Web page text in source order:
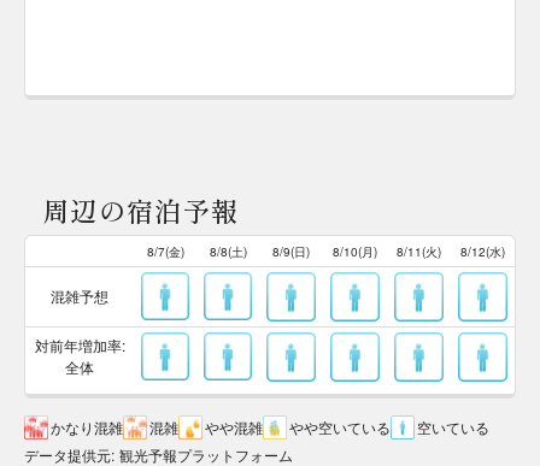
周辺の宿泊予報
8/7(金) 8/8(土) 8/9(日) 8/10(月) 8/11(火) 8/12(水)
混雑予想
対前年増加率:
全体
かなり混雑 混雑 やや混雑 やや空いている
空いている
データ提供元: 観光予報プラットフォーム